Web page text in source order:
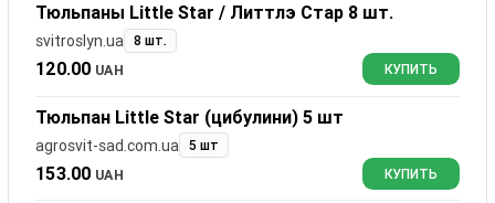
Тюльпаны Little Star / Литтлэ Стар 8 шт.
svitroslyn.ua 8 шт.
120.00 UAH КУПИТЬ
Тюльпан Little Star (цибулини) 5 шт
agrosvit-sad.com.ua 5 шт
153.00 UAH КУПИТЬ